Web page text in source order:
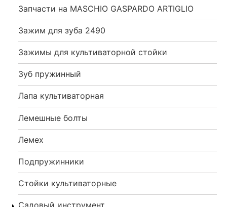
Запчасти на MASCHIO GASPARDO ARTIGLIO
Зажим для зуба 2490
Зажимы для культиваторной стойки
Зуб пружинный
Лапа культиваторная
Лемешные болты
Лемех
Подпружинники
Стойки культиваторные